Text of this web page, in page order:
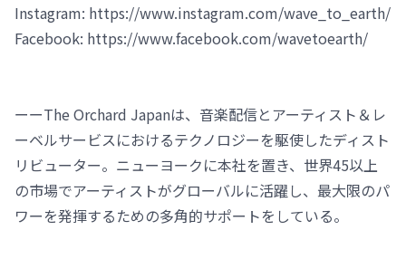
Instagram: https://www.instagram.com/wave_to_earth/
Facebook: https://www.facebook.com/wavetoearth/
ーーThe Orchard Japanは、音楽配信とアーティスト＆レ
ーベルサービスにおけるテクノロジーを駆使したディスト
リビューター。ニューヨークに本社を置き、世界45以上
の市場でアーティストがグローバルに活躍し、最大限のパ
ワーを発揮するための多角的サポートをしている。